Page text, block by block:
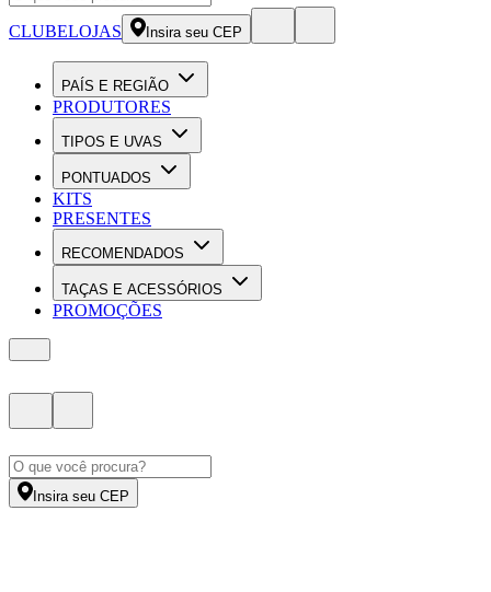
CLUBELOJAS Insira seu CEP
PAÍS E REGIÃO
PRODUTORES
TIPOS E UVAS
PONTUADOS
KITS
PRESENTES
RECOMENDADOS
TAÇAS E ACESSÓRIOS
PROMOÇÕES
Insira seu CEP